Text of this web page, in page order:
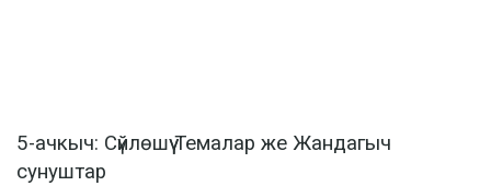
5-ачкыч: Сүйлөшүү Темалар же Жандагыч
сунуштар